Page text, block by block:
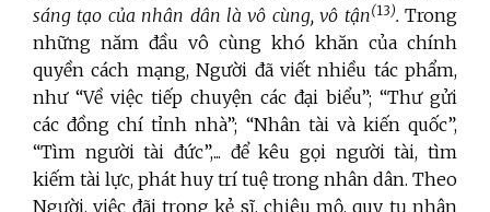
sáng tạo của nhân dân là vô cùng, vô tận(13 ). Trong
những năm đầu vô cùng khó khăn của chính
quyền cách mạng, Người đã viết nhiều tác phẩm,
như “Về việc tiếp chuyện các đại biểu”; “Thư gửi
các đồng chí tỉnh nhà”; “Nhân tài và kiến quốc”,
“Tìm người tài đức”,... để kêu gọi người tài, tìm
kiếm tài lực, phát huy trí tuệ trong nhân dân. Theo
Người, việc đãi trọng kẻ sĩ, chiêu mộ, quy tụ nhân